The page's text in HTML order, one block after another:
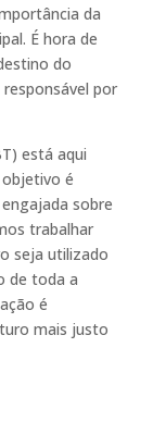
da
É hora de
do
por
está aqui
é
sobre
trabalhar
seja utilizado
de toda a
é
mais justo